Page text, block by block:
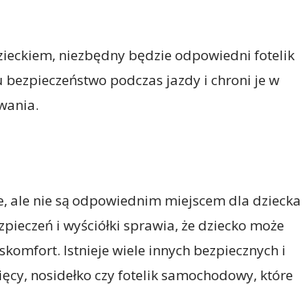
niezbędny będzie odpowiedni fotelik
podczas jazdy i chroni je w
ale nie są odpowiednim miejscem dla dziecka
i wyściółki sprawia, że dziecko może
Istnieje wiele innych bezpiecznych i
nosidełko czy fotelik samochodowy, które